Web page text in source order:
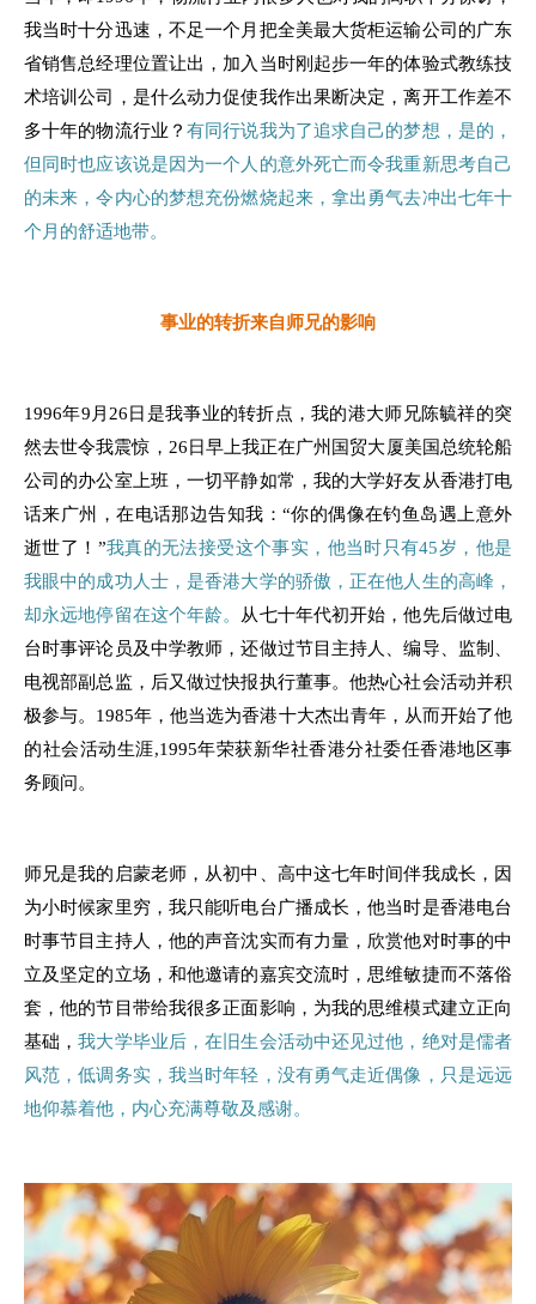
我当时十分迅速，不足一个月把全美最大货柜运输公司的广东
省销售总经理位置让出，加入当时刚起步一年的体验式教练技
术培训公司，是什么动力促使我作出果断决定，离开工作差不
多十年的物流行业？有同行说我为了追求自己的梦想，是的，
但同时也应该说是因为一个人的意外死亡而令我重新思考自己
的未来，令内心的梦想充份燃烧起来，拿出勇气去冲出七年十
个月的舒适地带。
事业的转折来自师兄的影响
1996年9月26日是我亊业的转折点，我的港大师兄陈毓祥的突
然去世令我震惊，26日早上我正在广州国贸大厦美国总统轮船
公司的办公室上班，一切平静如常，我的大学好友从香港打电
话来广州，在电话那边告知我：“你的偶像在钓鱼岛遇上意外
逝世了！”我真的无法接受这个事实，他当时只有45岁，他是
我眼中的成功人士，是香港大学的骄傲，正在他人生的高峰，
却永远地停留在这个年龄。
从七十年代初开始，他先后做过电
台时事评论员及中学教师，还做过节目主持人、编导、监制、
电视部副总监，后又做过快报执行董事。他热心社会活动并积
极参与。1985年，他当选为香港十大杰出青年，从而开始了他
的社会活动生涯,1995年荣获新华社香港分社委任香港地区事
务顾问。
师兄是我的启蒙老师，从初中、高中这七年时间伴我成长，因
为小时候家里穷，我只能听电台广播成长，他当时是香港电台
时事节目主持人，他的声音沈实而有力量，欣赏他对时事的中
立及坚定的立场，和他邀请的嘉宾交流时，思维敏捷而不落俗
套，他的节目带给我很多正面影响，为我的思维模式建立正向
基础，我大学毕业后，在旧生会活动中还见过他，绝对是儒者
风范，低调务实，我当时年轻，没有勇气走近偶像，只是远远
地仰慕着他，内心充满尊敬及感谢。